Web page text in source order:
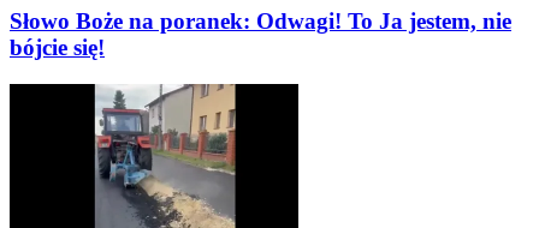
Słowo Boże na poranek: Odwagi! To Ja jestem, nie
bójcie się!